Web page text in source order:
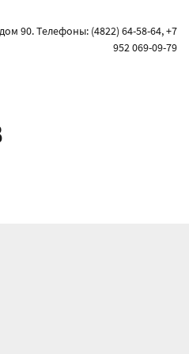
90. Телефоны: (4822) 64-58-64, +7
952 069-09-79